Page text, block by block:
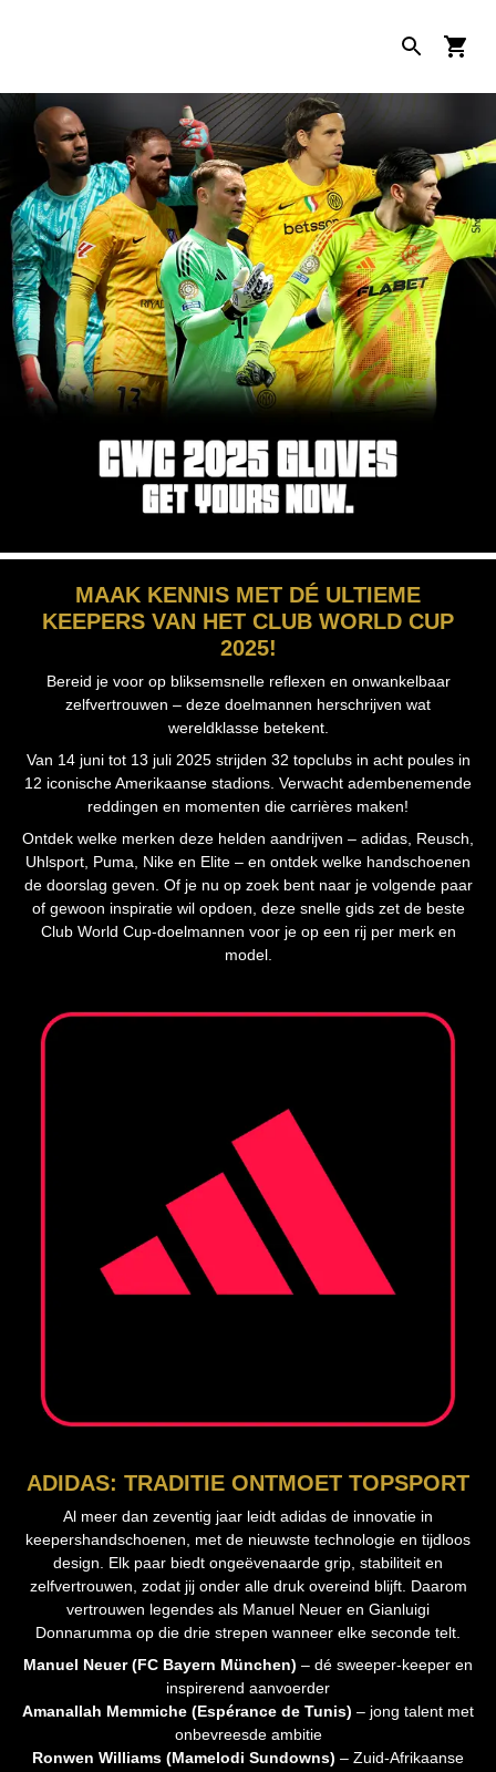
MAAK KENNIS MET DÉ ULTIEME
KEEPERS VAN HET CLUB WORLD CUP
2025!
Bereid je voor op bliksemsnelle reflexen en onwankelbaar
zelfvertrouwen – deze doelmannen herschrijven wat
wereldklasse betekent.
Van 14 juni tot 13 juli 2025 strijden 32 topclubs in acht poules in
12 iconische Amerikaanse stadions. Verwacht adembenemende
reddingen en momenten die carrières maken!
Ontdek welke merken deze helden aandrijven – adidas, Reusch,
Uhlsport, Puma, Nike en Elite – en ontdek welke handschoenen
de doorslag geven. Of je nu op zoek bent naar je volgende paar
of gewoon inspiratie wil opdoen, deze snelle gids zet de beste
Club World Cup-doelmannen voor je op een rij per merk en
model.
ADIDAS: TRADITIE ONTMOET TOPSPORT
Al meer dan zeventig jaar leidt adidas de innovatie in
keepershandschoenen, met de nieuwste technologie en tijdloos
design. Elk paar biedt ongeëvenaarde grip, stabiliteit en
zelfvertrouwen, zodat jij onder alle druk overeind blijft. Daarom
vertrouwen legendes als Manuel Neuer en Gianluigi
Donnarumma op die drie strepen wanneer elke seconde telt.
Manuel Neuer (FC Bayern München) – dé sweeper‑keeper en
inspirerend aanvoerder
Amanallah Memmiche (Espérance de Tunis) – jong talent met
onbevreesde ambitie
Ronwen Williams (Mamelodi Sundowns) – Zuid‑Afrikaanse